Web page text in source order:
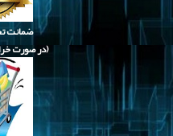
ضمانت
(در صورت